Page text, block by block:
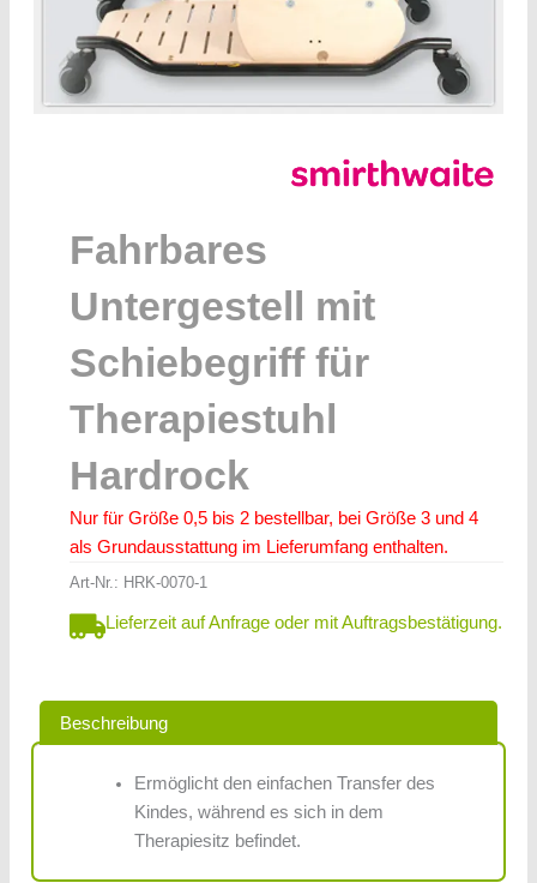
Fahrbares
Untergestell mit
Schiebegriff für
Therapiestuhl
Hardrock
Nur für Größe 0,5 bis 2 bestellbar, bei Größe 3 und 4
als Grundausstattung im Lieferumfang enthalten.
Art-Nr.: HRK-0070-1
Lieferzeit auf Anfrage oder mit Auftragsbestätigung.
Beschreibung
Ermöglicht den einfachen Transfer des
Kindes, während es sich in dem
Therapiesitz befindet.